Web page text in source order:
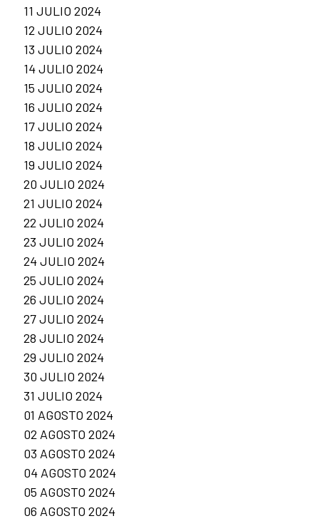
11 JULIO 2024
12 JULIO 2024
13 JULIO 2024
14 JULIO 2024
15 JULIO 2024
16 JULIO 2024
17 JULIO 2024
18 JULIO 2024
19 JULIO 2024
20 JULIO 2024
21 JULIO 2024
22 JULIO 2024
23 JULIO 2024
24 JULIO 2024
25 JULIO 2024
26 JULIO 2024
27 JULIO 2024
28 JULIO 2024
29 JULIO 2024
30 JULIO 2024
31 JULIO 2024
01 AGOSTO 2024
02 AGOSTO 2024
03 AGOSTO 2024
04 AGOSTO 2024
05 AGOSTO 2024
06 AGOSTO 2024